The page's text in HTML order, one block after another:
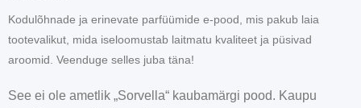
Kodulõhnade ja erinevate parfüümide e-pood, mis pakub laia
tootevalikut, mida iseloomustab laitmatu kvaliteet ja püsivad
aroomid. Veenduge selles juba täna!
See ei ole ametlik „Sorvella“ kaubamärgi pood. Kaupu